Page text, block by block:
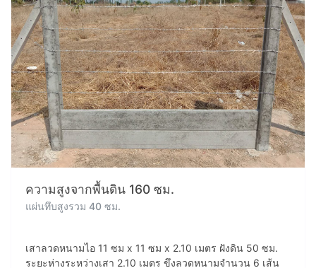
ความสูงจากพื้นดิน 160 ซม.
แผ่นทึบสูงรวม 40 ซม.
เสาลวดหนามไอ 11 ซม x 11 ซม x 2.10 เมตร ฝังดิน 50 ซม.
ระยะห่างระหว่างเสา 2.10 เมตร ขึงลวดหนามจำนวน 6 เส้น